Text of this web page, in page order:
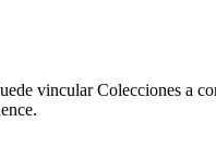
vincular Colecciones a